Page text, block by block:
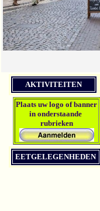
AKTIVITEITEN
Plaats uw logo of banner
in onderstaande
rubrieken
EETGELEGENHEDEN